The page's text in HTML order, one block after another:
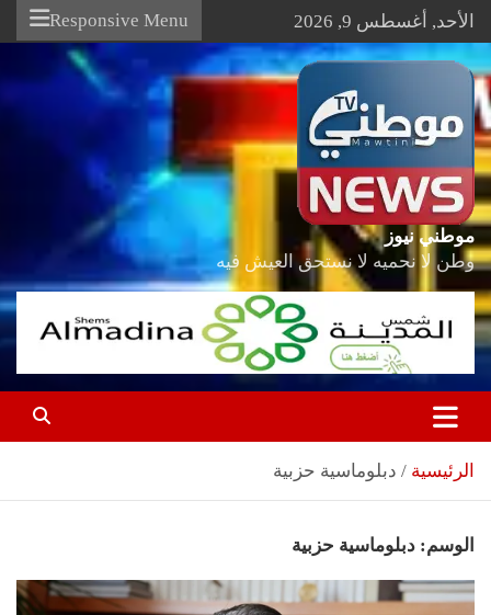
Skip
content
الأحد, أغسطس 9, 2026 Responsive Menu
موطني نيوز
وطن لا نحميه لا نستحق العيش فيه
الرئيسية دبلوماسية حزبية
الوسم: دبلوماسية حزبية